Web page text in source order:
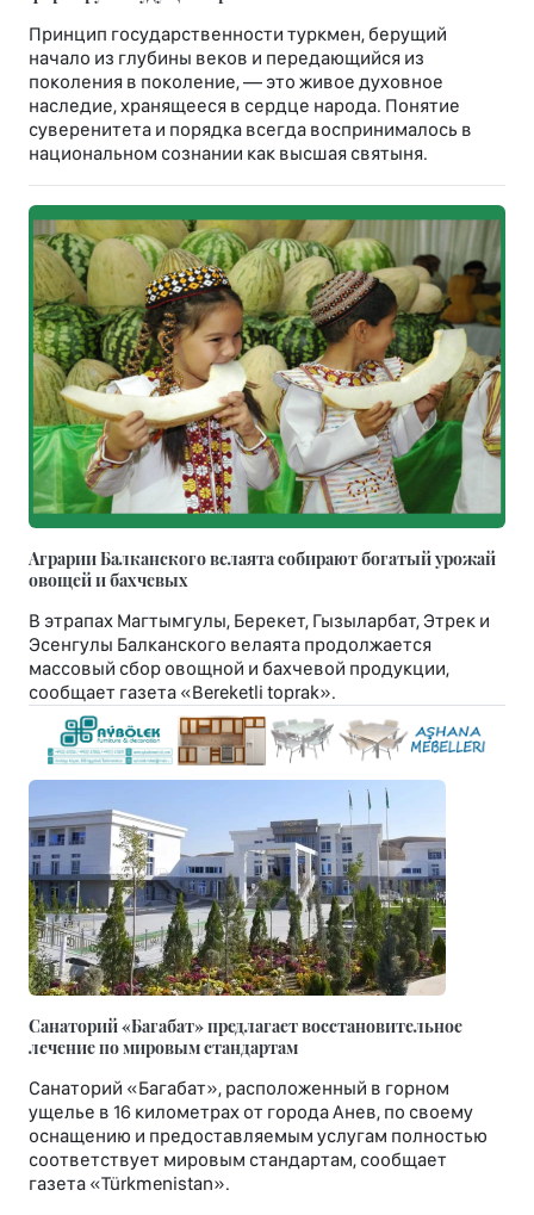
Принцип государственности туркмен, берущий
начало из глубины веков и передающийся из
поколения в поколение, — это живое духовное
наследие, хранящееся в сердце народа. Понятие
суверенитета и порядка всегда воспринималось в
национальном сознании как высшая святыня.
Аграрии Балканского велаята собирают богатый урожай
овощей и бахчевых
В этрапах Магтымгулы, Берекет, Гызыларбат, Этрек и
Эсенгулы Балканского велаята продолжается
массовый сбор овощной и бахчевой продукции,
сообщает газета «Bereketli toprak».
Санаторий «Багабат» предлагает восстановительное
лечение по мировым стандартам
Санаторий «Багабат», расположенный в горном
ущелье в 16 километрах от города Анев, по своему
оснащению и предоставляемым услугам полностью
соответствует мировым стандартам, сообщает
газета «Türkmenistan».